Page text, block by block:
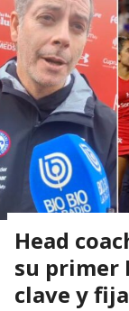
Head
su primer
clave y